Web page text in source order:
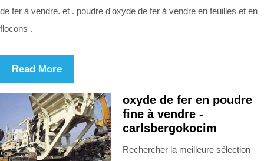
de fer à vendre. et . poudre d'oxyde de fer à vendre en feuilles et en
flocons .
Read More
oxyde de fer en poudre
fine à vendre -
carlsbergokocim
Rechercher la meilleure sélection